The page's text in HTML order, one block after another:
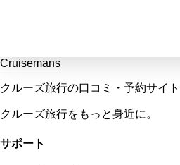
Cruisemans
クルーズ旅行の口コミ・予約サイト
クルーズ旅行をもっと身近に。
サポート